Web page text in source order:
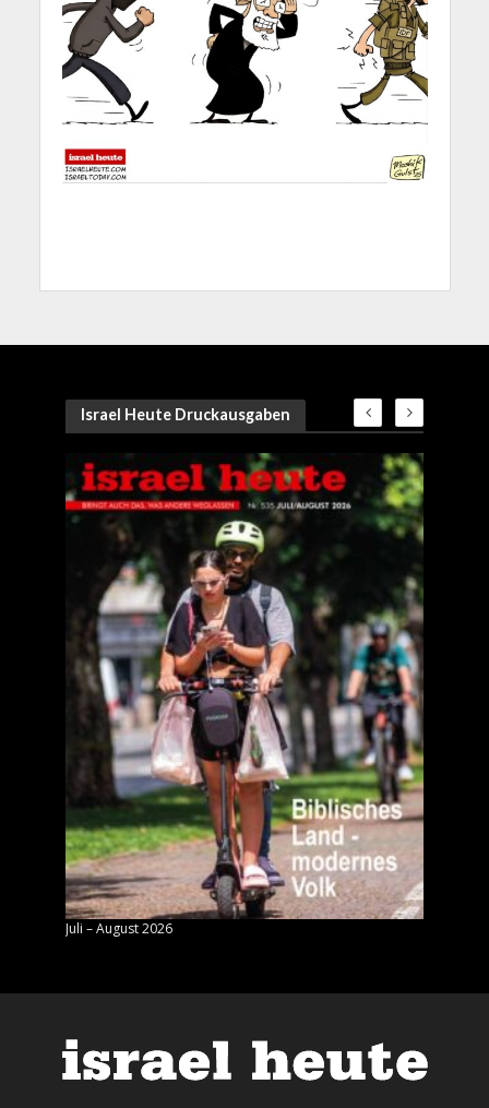
Israel Heute Druckausgaben
Juli – August 2026